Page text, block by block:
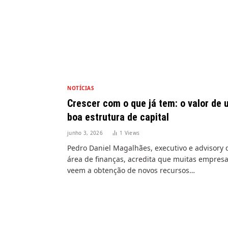
NOTÍCIAS
Crescer com o que já tem: o valor de
boa estrutura de capital
junho 3, 2026 1 Views
Pedro Daniel Magalhães, executivo e advisory
área de finanças, acredita que muitas
veem a obtenção de novos recursos…